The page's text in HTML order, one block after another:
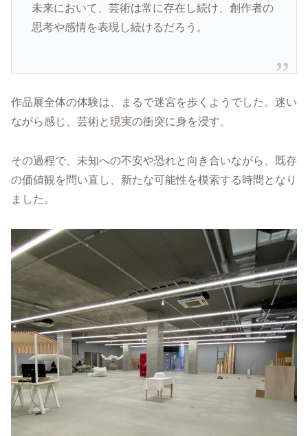
未来において、芸術は常に存在し続け、創作者の
思考や感情を表現し続けるだろう。
作品展全体の体験は、まるで迷宮を歩くようでした。迷い
ながら感じ、芸術と現実の衝突に身を浸す。
その過程で、未知への不安や恐れと向き合いながら、既存
の価値観を問い直し、新たな可能性を模索する時間となり
ました。